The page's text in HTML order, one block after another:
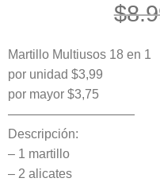
$
Martillo Multiusos 18 en 1
por unidad $3,99
por mayor $3,75
——————————
Descripción:
– 1 martillo
– 2 alicates